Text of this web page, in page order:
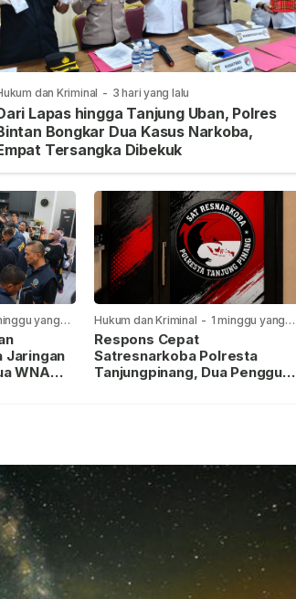
dan Kriminal - 3 hari yang lalu
Lapas hingga Tanjung Uban, Polres
Bongkar Dua Kasus Narkoba,
Tersangka Dibekuk
yang
Jaringan
WNA
Hukum dan Kriminal - 1 minggu yang
lalu
Respons Cepat
Satresnarkoba Polresta
Tanjungpinang, Dua Pengguna